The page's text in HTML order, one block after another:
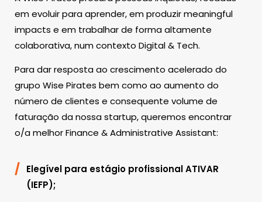
em evoluir para aprender, em produzir meaningful
impacts e em trabalhar de forma altamente
colaborativa, num contexto Digital & Tech.
Para dar resposta ao crescimento acelerado do
grupo Wise Pirates bem como ao aumento do
número de clientes e consequente volume de
faturação da nossa startup, queremos encontrar
o/a melhor Finance & Administrative Assistant:
Elegível para estágio profissional ATIVAR
(IEFP);